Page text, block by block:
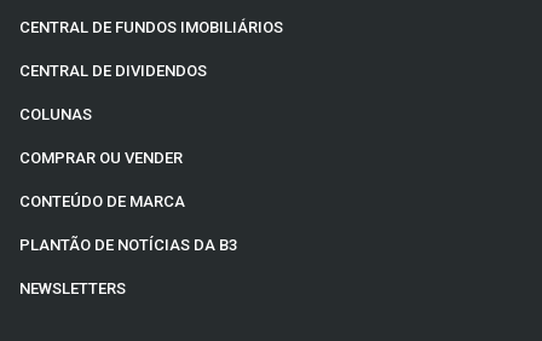
CENTRAL DE FUNDOS IMOBILIÁRIOS
CENTRAL DE DIVIDENDOS
COLUNAS
COMPRAR OU VENDER
CONTEÚDO DE MARCA
PLANTÃO DE NOTÍCIAS DA B3
NEWSLETTERS